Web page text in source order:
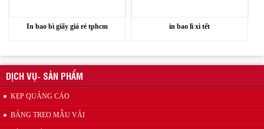
In bao bì giấy giá rẻ tphcm in bao lì xì tết
DỊCH VỤ- SẢN PHẨM
KẸP QUẢNG CÁO
BẢNG TREO MẪU VẢI